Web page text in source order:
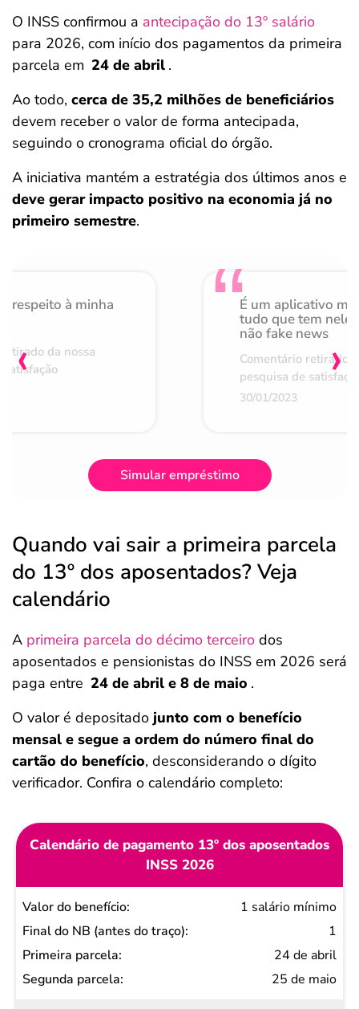
O INSS confirmou a antecipação do 13º salário
para 2026, com início dos pagamentos da primeira
parcela em 24 de abril .
Ao todo, cerca de 35,2 milhões de beneficiários
devem receber o valor de forma antecipada,
seguindo o cronograma oficial do órgão.
A iniciativa mantém a estratégia dos últimos anos e
deve gerar impacto positivo na economia já no
primeiro semestre.
respeito à minha
da nossa
É um aplicativo
tudo que tem nele
não fake news
Comentário retirado
pesquisa de
30/01/2023
‹ ›
Simular empréstimo
Quando vai sair a primeira parcela
do 13º dos aposentados? Veja
calendário
A primeira parcela do décimo terceiro dos
aposentados e pensionistas do INSS em 2026 será
paga entre 24 de abril e 8 de maio .
O valor é depositado junto com o benefício
mensal e segue a ordem do número final do
cartão do benefício, desconsiderando o dígito
verificador. Confira o calendário completo:
Calendário de pagamento 13º dos aposentados
INSS 2026
Valor do
benefício
Final
do NB
1 salário mínimo
1
24 de abril
25 de maio